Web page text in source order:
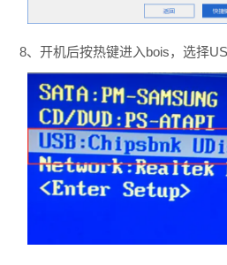
8、开机后按热键进入bois，选择